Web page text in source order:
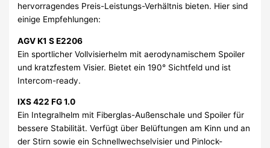
hervorragendes Preis-Leistungs-Verhältnis bieten. Hier sind
einige Empfehlungen:
AGV K1 S E2206
Ein sportlicher Vollvisierhelm mit aerodynamischem Spoiler
und kratzfestem Visier. Bietet ein 190° Sichtfeld und ist
Intercom-ready.
IXS 422 FG 1.0
Ein Integralhelm mit Fiberglas-Außenschale und Spoiler für
bessere Stabilität. Verfügt über Belüftungen am Kinn und an
der Stirn sowie ein Schnellwechselvisier und Pinlock-